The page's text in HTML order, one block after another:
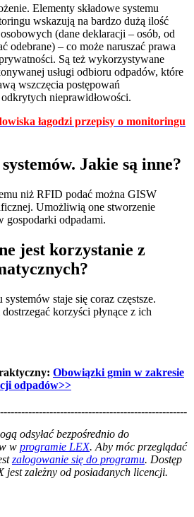
Elementy składowe systemu
wskazują na bardzo dużą ilość
(dane deklaracji – osób, od
odebrane) – co może naruszać prawa
Są też wykorzystywane
usługi odbioru odpadów, które
wszczęcia postępowań
nieprawidłowości.
łagodzi przepisy o monitoringu
Jakie są inne?
niż RFID podać można GISW
Umożliwią one stworzenie
gospodarki odpadami.
jest korzystanie z
?
staje się coraz częstsze.
korzyści płynące z ich
Obowiązki gmin w zakresie
odpadów>>
odsyłać bezpośrednio do
w programie LEX. Aby móc przeglądać
zalogowanie się do programu. Dostęp
jest zależny od posiadanych licencji.